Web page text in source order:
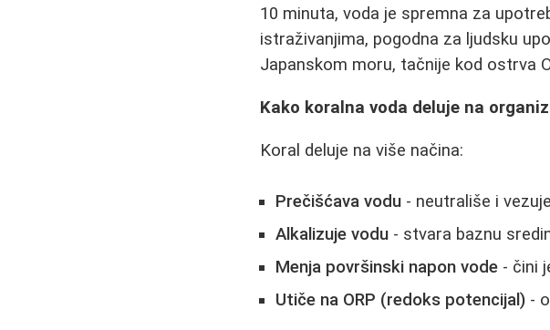
10 minuta, voda je spremna za
istraživanjima, pogodna za ljudsku
Japanskom moru, tačnije kod ostrva
Kako koralna voda deluje na
Koral deluje na više načina:
Prečišćava vodu - neutrališe i
Alkalizuje vodu - stvara baznu
Menja površinski napon vode - čini
Utiče na ORP (redoks potencijal) -